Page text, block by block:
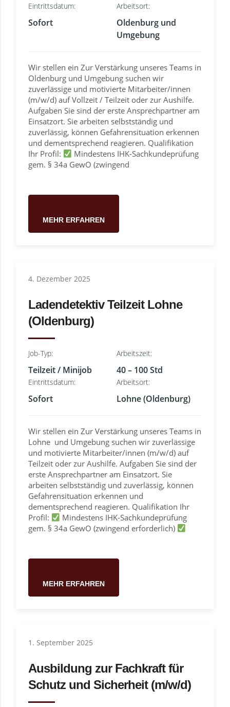
Eintrittsdatum:
Sofort
Arbeitsort:
Oldenburg und
Umgebung
Wir stellen ein Zur Verstärkung unseres Teams in
Oldenburg und Umgebung suchen wir
zuverlässige und motivierte Mitarbeiter/innen
(m/w/d) auf Vollzeit / Teilzeit oder zur Aushilfe.
Aufgaben Sie sind der erste Ansprechpartner am
Einsatzort. Sie arbeiten selbstständig und
zuverlässig, können Gefahrensituation erkennen
und dementsprechend reagieren. Qualifikation
Ihr Profil:
Mindestens IHK-Sachkundeprüfung
gem. § 34a GewO (zwingend
MEHR ERFAHREN
4. Dezember 2025
Ladendetektiv Teilzeit Lohne
(Oldenburg)
Job-Typ:
Teilzeit / Minijob
Arbeitszeit:
40 – 100 Std
Eintrittsdatum:
Sofort
Arbeitsort:
Lohne (Oldenburg)
Wir stellen ein Zur Verstärkung unseres Teams in
Lohne und Umgebung suchen wir zuverlässige
und motivierte Mitarbeiter/innen (m/w/d) auf
Teilzeit oder zur Aushilfe. Aufgaben Sie sind der
erste Ansprechpartner am Einsatzort. Sie
arbeiten selbstständig und zuverlässig, können
Gefahrensituation erkennen und
dementsprechend reagieren. Qualifikation Ihr
Profil:
Mindestens IHK-Sachkundeprüfung
gem. § 34a GewO (zwingend erforderlich)
MEHR ERFAHREN
1. September 2025
Ausbildung zur Fachkraft für
Schutz und Sicherheit (m/w/d)